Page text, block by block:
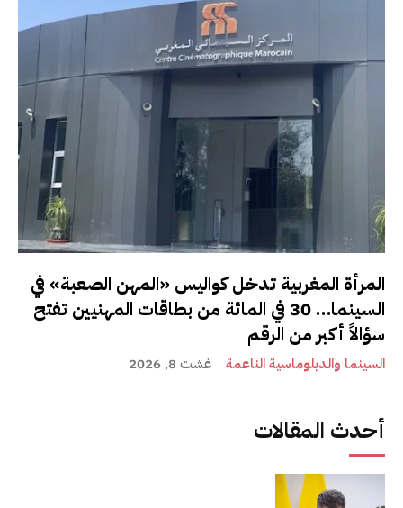
المرأة المغربية تدخل كواليس «المهن الصعبة» في
السينما… 30 في المائة من بطاقات المهنيين تفتح
سؤالاً أكبر من الرقم
السينما والدبلوماسية الناعمة غشت 8, 2026
أحدث المقالات